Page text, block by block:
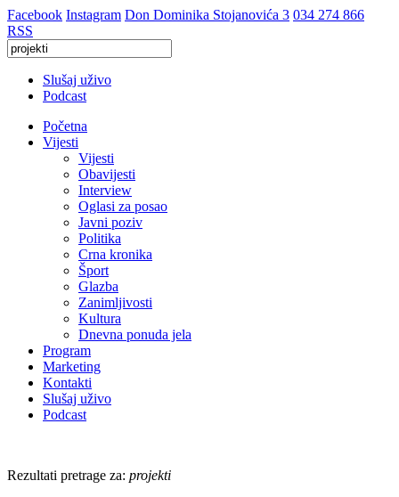
Facebook Instagram Don Dominika Stojanovića 3 034 274 866
RSS
Slušaj uživo
Podcast
Početna
Vijesti
Vijesti
Obavijesti
Interview
Oglasi za posao
Javni poziv
Politika
Crna kronika
Šport
Glazba
Zanimljivosti
Kultura
Dnevna ponuda jela
Program
Marketing
Kontakti
Slušaj uživo
Podcast
Rezultati pretrage za: projekti